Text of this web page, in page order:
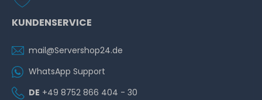
KUNDENSERVICE
mail@Servershop24.de
WhatsApp Support
DE +49 8752 866 404 - 30